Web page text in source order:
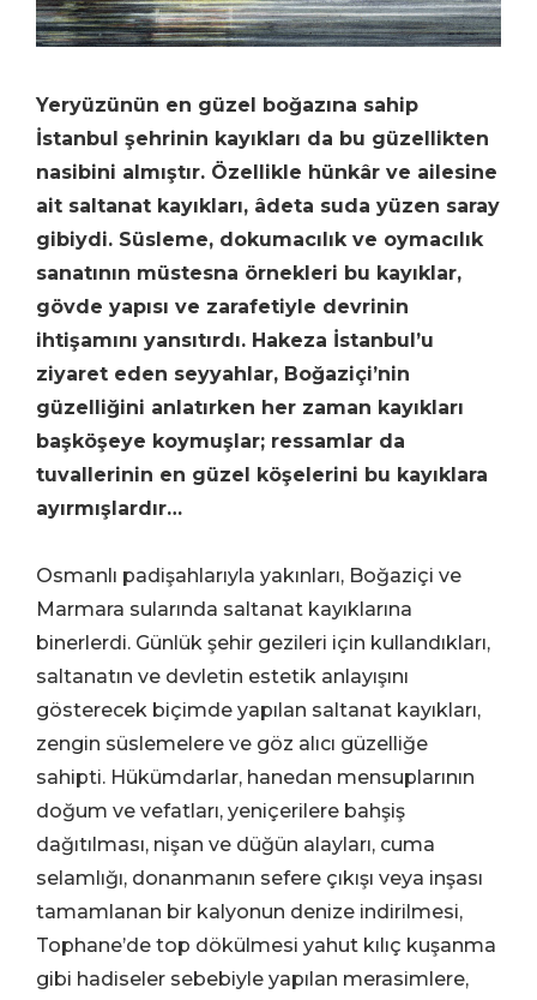
Yeryüzünün en güzel boğazına sahip
İstanbul şehrinin kayıkları da bu güzellikten
nasibini almıştır. Özellikle hünkâr ve ailesine
ait saltanat kayıkları, âdeta suda yüzen saray
gibiydi. Süsleme, dokumacılık ve oymacılık
sanatının müstesna örnekleri bu kayıklar,
gövde yapısı ve zarafetiyle devrinin
ihtişamını yansıtırdı. Hakeza İstanbul’u
ziyaret eden seyyahlar, Boğaziçi’nin
güzelliğini anlatırken her zaman kayıkları
başköşeye koymuşlar; ressamlar da
tuvallerinin en güzel köşelerini bu kayıklara
ayırmışlardır…
Osmanlı padişahlarıyla yakınları, Boğaziçi ve
Marmara sularında saltanat kayıklarına
binerlerdi. Günlük şehir gezileri için kullandıkları,
saltanatın ve devletin estetik anlayışını
gösterecek biçimde yapılan saltanat kayıkları,
zengin süslemelere ve göz alıcı güzelliğe
sahipti. Hükümdarlar, hanedan mensuplarının
doğum ve vefatları, yeniçerilere bahşiş
dağıtılması, nişan ve düğün alayları, cuma
selamlığı, donanmanın sefere çıkışı veya inşası
tamamlanan bir kalyonun denize indirilmesi,
Tophane’de top dökülmesi yahut kılıç kuşanma
gibi hadiseler sebebiyle yapılan merasimlere,